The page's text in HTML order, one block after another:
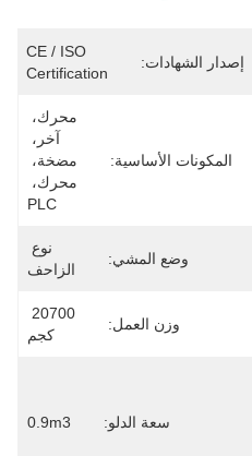
إصدار الشهادات:
CE / ISO
Certification
المكونات الأساسية:
PLC
وضع المشي:
الزاحف
وزن العمل:
كجم
سعة الدلو: 0.9m3